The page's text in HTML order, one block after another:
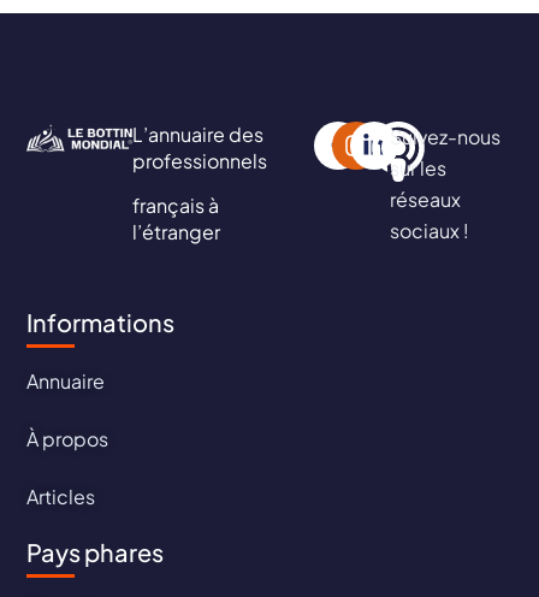
L’annuaire des
professionnels
français à
l’étranger
Suivez-nous
sur les
réseaux
sociaux !
Informations
Annuaire
À propos
Articles
Pays phares